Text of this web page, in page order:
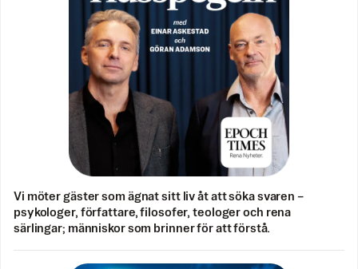
Vi möter gäster som ägnat sitt liv åt att söka svaren –
psykologer, författare, filosofer, teologer och rena
särlingar; människor som brinner för att förstå.